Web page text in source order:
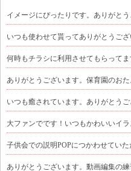
イメージにぴったりです。ありがとう
いつも使わせて貰ってありがとうご
何時もチラシに利用させてもらって
ありがとうございます。保育園のおた
いつも癒されています。ありがとうご
大ファンでです！いつもかわいいイ
子供会での説明POPにつかわせてい
ありがとうございます。動画編集の